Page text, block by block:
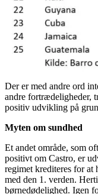
Der er med andre ord
andre fortrædeligheder,
positiv udvikling på
Myten om sundhed
Et andet område, som
positivt om Castro, er
regimet krediteres for at
med den 1. verden.
børnedødelighed. Igen